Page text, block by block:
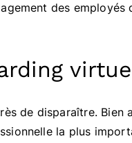
des employés
de disparaître.
la plus